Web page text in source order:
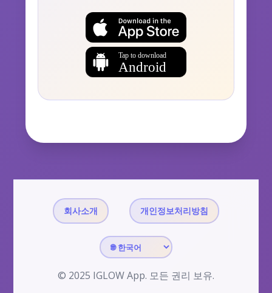
회사소개 개인정보처리방침
© 2025 IGLOW App. 모든 권리 보유.